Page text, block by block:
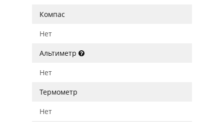
Компас
Нет
Альтиметр
Нет
Термометр
Нет